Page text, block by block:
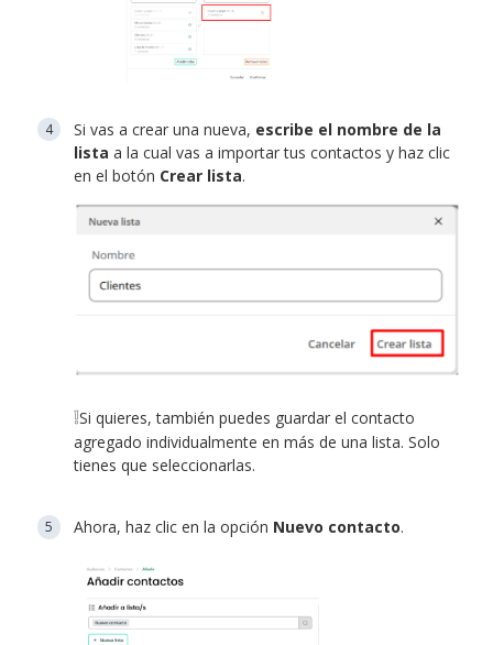
Si vas a crear una nueva, escribe el nombre de la
lista a la cual vas a importar tus contactos y haz clic
en el botón Crear lista.
❕Si quieres, también puedes guardar el contacto
agregado individualmente en más de una lista. Solo
tienes que seleccionarlas.
Ahora, haz clic en la opción Nuevo contacto.